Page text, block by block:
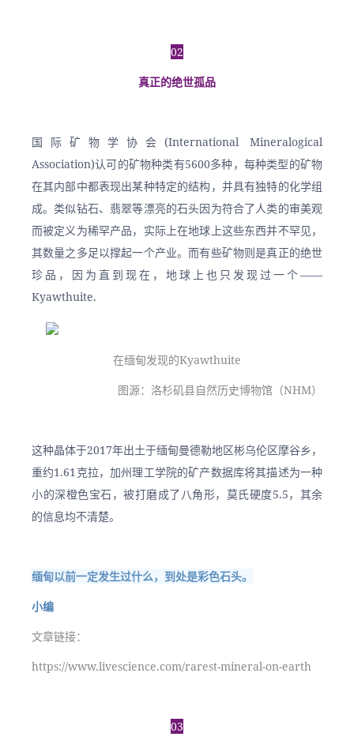
02
真正的绝世孤品
国际矿物学协会(International Mineralogical
Association)认可的矿物种类有5600多种，每种类型的矿物
在其内部中都表现出某种特定的结构，并具有独特的化学组
成。类似钻石、翡翠等漂亮的石头因为符合了人类的审美观
而被定义为稀罕产品，实际上在地球上这些东西并不罕见，
其数量之多足以撑起一个产业。而有些矿物则是真正的绝世
珍品，因为直到现在，地球上也只发现过一个——
Kyawthuite.
在缅甸发现的Kyawthuite
图源：洛杉矶县自然历史博物馆（NHM）
这种晶体于2017年出土于缅甸曼德勒地区彬乌伦区摩谷乡，
重约1.61克拉，加州理工学院的矿产数据库将其描述为一种
小的深橙色宝石，被打磨成了八角形，莫氏硬度5.5，其余
的信息均不清楚。
缅甸以前一定发生过什么，到处是彩色石头。
小编
文章链接：
https://www.livescience.com/rarest-mineral-on-earth
03